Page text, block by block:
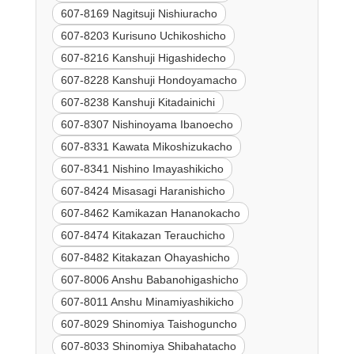
607-8169 Nagitsuji Nishiuracho
607-8203 Kurisuno Uchikoshicho
607-8216 Kanshuji Higashidecho
607-8228 Kanshuji Hondoyamacho
607-8238 Kanshuji Kitadainichi
607-8307 Nishinoyama Ibanoecho
607-8331 Kawata Mikoshizukacho
607-8341 Nishino Imayashikicho
607-8424 Misasagi Haranishicho
607-8462 Kamikazan Hananokacho
607-8474 Kitakazan Terauchicho
607-8482 Kitakazan Ohayashicho
607-8006 Anshu Babanohigashicho
607-8011 Anshu Minamiyashikicho
607-8029 Shinomiya Taishoguncho
607-8033 Shinomiya Shibahatacho